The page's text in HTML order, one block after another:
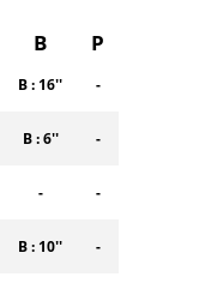
B P
B : 16'' -
B : 6'' -
- -
B : 10'' -